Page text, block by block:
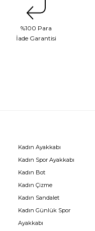
%100 Para
İade Garantisi
Kadın Ayakkabı
Kadın Spor Ayakkabı
Kadın Bot
Kadın Çizme
Kadın Sandalet
Kadın Günlük Spor
Ayakkabı